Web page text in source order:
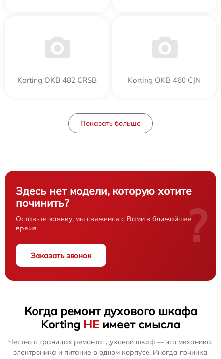
Korting OKB 482 CRSB Korting OKB 460 CJN
Показать больше
Здесь нет модели, которую хотите
починить?
Оставьте заявку, мы свяжемся с Вами в ближайшее
время
Заказать звонок
?
Когда ремонт духового шкафа
Korting НЕ имеет смысла
Честно о границах ремонта: духовой шкаф — это механика,
электроника и питание в одном корпусе. Иногда починка